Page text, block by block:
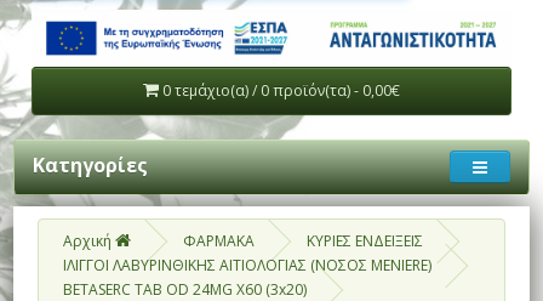
0 τεμάχιο(α) / 0 προϊόν(τα) - 0,00€
Κατηγορίες
Αρχική ΦΑΡΜΑΚΑ
ΚΥΡΙΕΣ ΕΝΔΕΙΞΕΙΣ
ΙΛΙΓΓΟΙ ΛΑΒΥΡΙΝΘΙΚΗΣ ΑΙΤΙΟΛΟΓΙΑΣ (ΝΟΣΟΣ MENIERE)
BETASERC TAB OD 24MG X60 (3x20)